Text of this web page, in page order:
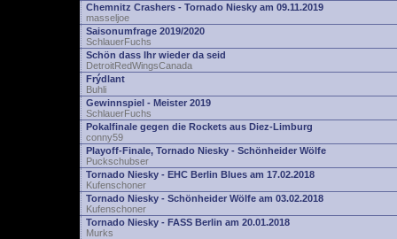
Chemnitz Crashers - Tornado Niesky am 09.11.2019
masseljoe
Saisonumfrage 2019/2020
SchlauerFuchs
Schön dass Ihr wieder da seid
DetroitRedWingsCanada
Frýdlant
Buhli
Gewinnspiel - Meister 2019
SchlauerFuchs
Pokalfinale gegen die Rockets aus Diez-Limburg
conny59
Playoff-Finale, Tornado Niesky - Schönheider Wölfe
Puckschubser
Tornado Niesky - EHC Berlin Blues am 17.02.2018
Kufenschoner
Tornado Niesky - Schönheider Wölfe am 03.02.2018
Kufenschoner
Tornado Niesky - FASS Berlin am 20.01.2018
Murks